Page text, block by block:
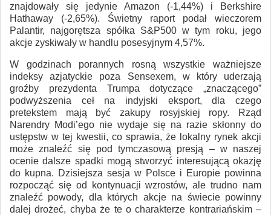
znajdowały się jedynie Amazon (-1,44%) i Berkshire
Hathaway (-2,65%). Świetny raport podał wieczorem
Palantir, najgorętsza spółka S&P500 w tym roku, jego
akcje zyskiwały w handlu posesyjnym 4,57%.
W godzinach porannych rosną wszystkie ważniejsze
indeksy azjatyckie poza Sensexem, w który uderzają
groźby prezydenta Trumpa dotyczące „znaczącego”
podwyższenia ceł na indyjski eksport, dla czego
pretekstem mają być zakupy rosyjskiej ropy. Rząd
Narendry Modi’ego nie wydaje się na razie skłonny do
ustępstw w tej kwestii, co sprawia, że lokalny rynek akcji
może znaleźć się pod tymczasową presją – w naszej
ocenie dalsze spadki mogą stworzyć interesującą okazję
do kupna. Dzisiejsza sesja w Polsce i Europie powinna
rozpocząć się od kontynuacji wzrostów, ale trudno nam
znaleźć powody, dla których akcje na świecie powinny
dalej drożeć, chyba że te o charakterze kontrariańskim –